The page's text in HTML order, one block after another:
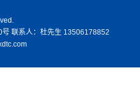
联系人：杜先生 13506178852